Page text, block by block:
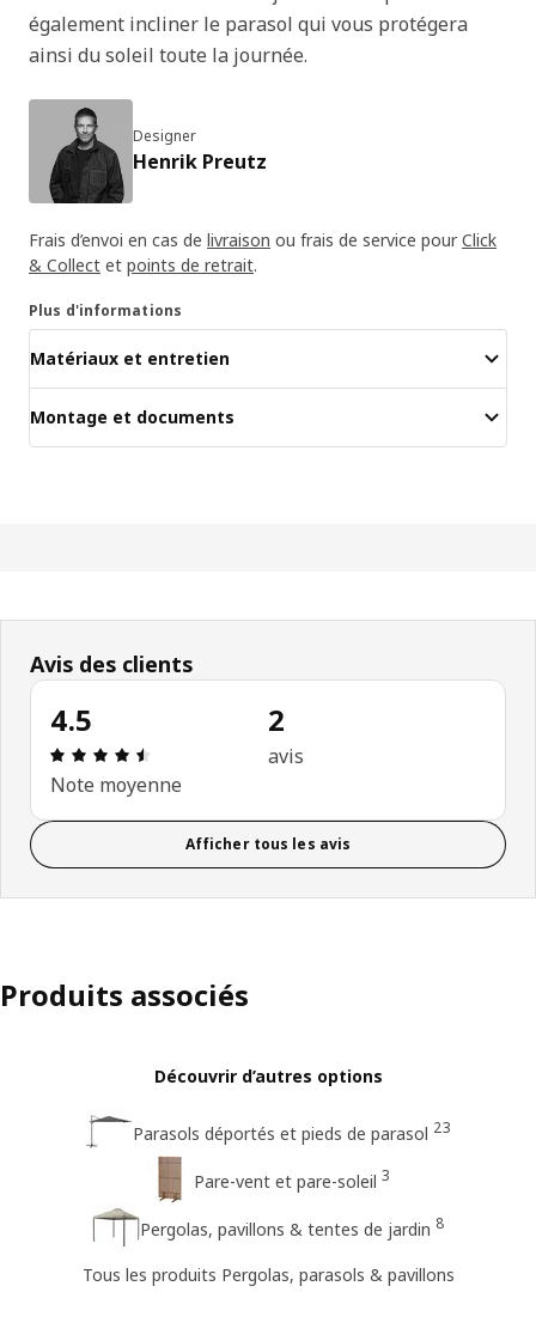
également incliner le parasol qui vous protégera
ainsi du soleil toute la journée.
Designer
Henrik Preutz
Frais d’envoi en cas de livraison ou frais de service pour Click
& Collect et points de retrait.
Plus d'informations
Matériaux et entretien
Montage et documents
Avis des clients
4.5
Avis: 4.5 sur 5 étoiles. Nombre total d’avis: 2
Note moyenne
2
avis
Afficher tous les avis
Produits associés
Découvrir d’autres options
Parasols déportés et pieds de parasol 23
Pare-vent et pare-soleil 3
Pergolas, pavillons & tentes de jardin 8
Tous les produits Pergolas, parasols & pavillons